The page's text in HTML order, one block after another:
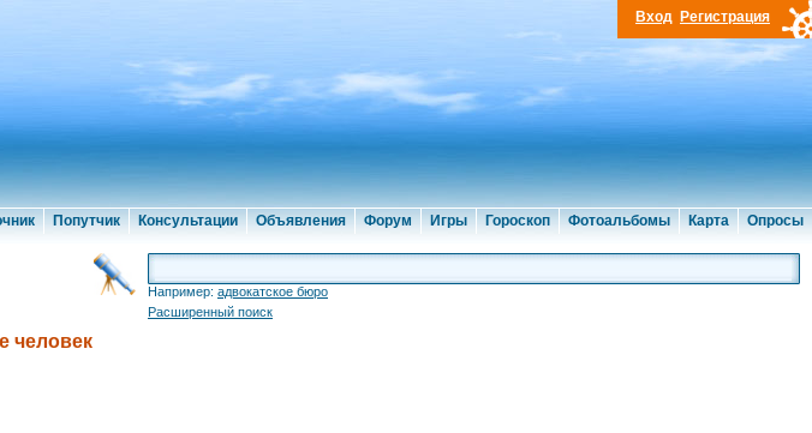
Попутчик Консультации Объявления Форум Игры Гороскоп Фотоальбомы Карта Опросы
Вход Регистрация
Например: адвокатское бюро
Расширенный поиск
человек